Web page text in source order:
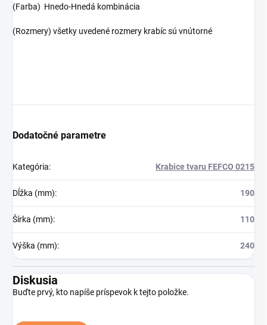
(Farba) Hnedo-Hnedá kombinácia
(Rozmery) všetky uvedené rozmery krabíc sú vnútorné
Dodatočné parametre
Kategória: Krabice tvaru FEFCO 0215
Dĺžka (mm): 190
Šírka (mm): 110
Výška (mm): 240
Diskusia
Buďte prvý, kto napíše príspevok k tejto položke.